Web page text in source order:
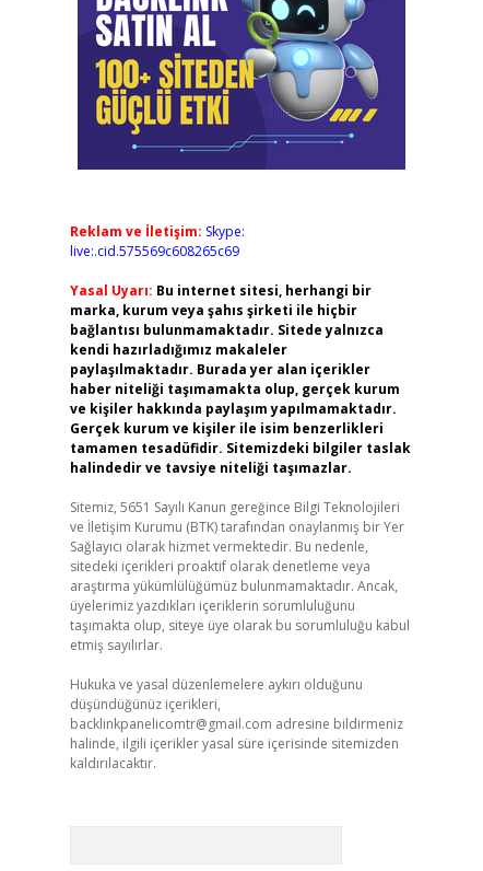
Reklam ve İletişim: Skype:
live:.cid.575569c608265c69
Yasal Uyarı: Bu internet sitesi, herhangi bir
marka, kurum veya şahıs şirketi ile hiçbir
bağlantısı bulunmamaktadır. Sitede yalnızca
kendi hazırladığımız makaleler
paylaşılmaktadır. Burada yer alan içerikler
haber niteliği taşımamakta olup, gerçek kurum
ve kişiler hakkında paylaşım yapılmamaktadır.
Gerçek kurum ve kişiler ile isim benzerlikleri
tamamen tesadüfidir. Sitemizdeki bilgiler taslak
halindedir ve tavsiye niteliği taşımazlar.
Sitemiz, 5651 Sayılı Kanun gereğince Bilgi Teknolojileri
ve İletişim Kurumu (BTK) tarafından onaylanmış bir Yer
Sağlayıcı olarak hizmet vermektedir. Bu nedenle,
sitedeki içerikleri proaktif olarak denetleme veya
araştırma yükümlülüğümüz bulunmamaktadır. Ancak,
üyelerimiz yazdıkları içeriklerin sorumluluğunu
taşımakta olup, siteye üye olarak bu sorumluluğu kabul
etmiş sayılırlar.
Hukuka ve yasal düzenlemelere aykırı olduğunu
düşündüğünüz içerikleri,
backlinkpanelicomtr@gmail.com adresine bildirmeniz
halinde, ilgili içerikler yasal süre içerisinde sitemizden
kaldırılacaktır.